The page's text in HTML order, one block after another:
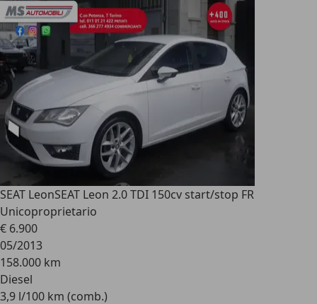
SEAT LeonSEAT Leon 2.0 TDI 150cv start/stop FR
Unicoproprietario
€ 6.900
05/2013
158.000 km
Diesel
3,9 l/100 km (comb.)